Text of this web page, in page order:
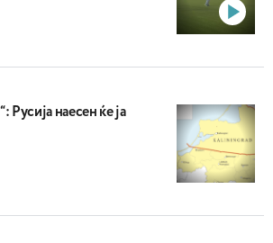
Русија наесен ќе ја